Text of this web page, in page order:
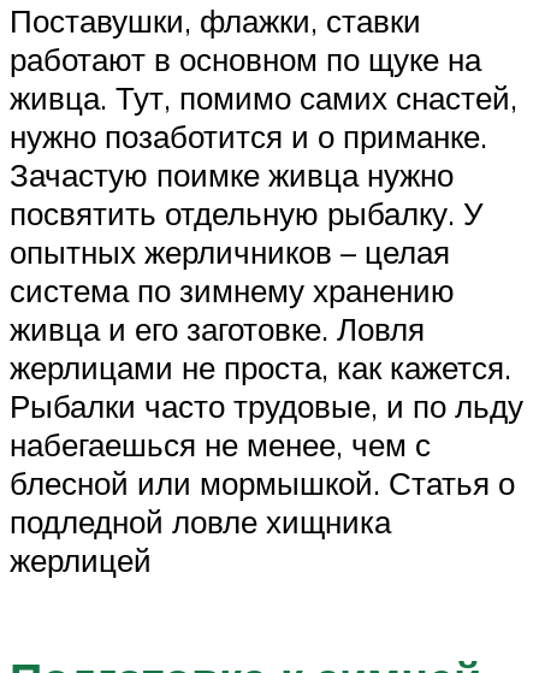
Поставушки, флажки, ставки
работают в основном по щуке на
живца. Тут, помимо самих снастей,
нужно позаботится и о приманке.
Зачастую поимке живца нужно
посвятить отдельную рыбалку. У
опытных жерличников – целая
система по зимнему хранению
живца и его заготовке. Ловля
жерлицами не проста, как кажется.
Рыбалки часто трудовые, и по льду
набегаешься не менее, чем с
блесной или мормышкой. Статья о
подледной ловле хищника
жерлицей